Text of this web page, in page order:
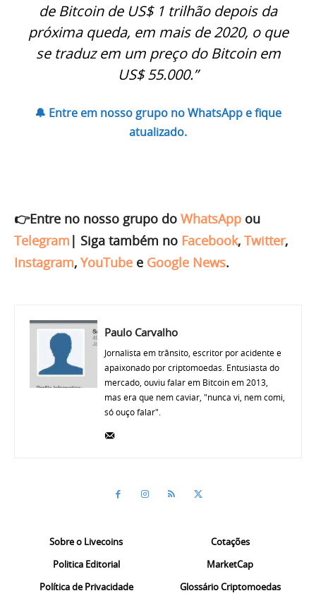
de Bitcoin de US$ 1 trilhão depois da
próxima queda, em mais de 2020, o que
se traduz em um preço do Bitcoin em
US$ 55.000.”
🔔 Entre em nosso grupo no WhatsApp e fique
atualizado.
👉Entre no nosso grupo do WhatsApp ou
Telegram | Siga também no Facebook, Twitter,
Instagram, YouTube e Google News.
Paulo Carvalho
Jornalista em trânsito, escritor por acidente e
apaixonado por criptomoedas. Entusiasta do
mercado, ouviu falar em Bitcoin em 2013,
mas era que nem caviar, "nunca vi, nem comi,
só ouço falar".
Sobre o Livecoins
Politica Editorial
Política de Privacidade
Cotações
MarketCap
Glossário Criptomoedas